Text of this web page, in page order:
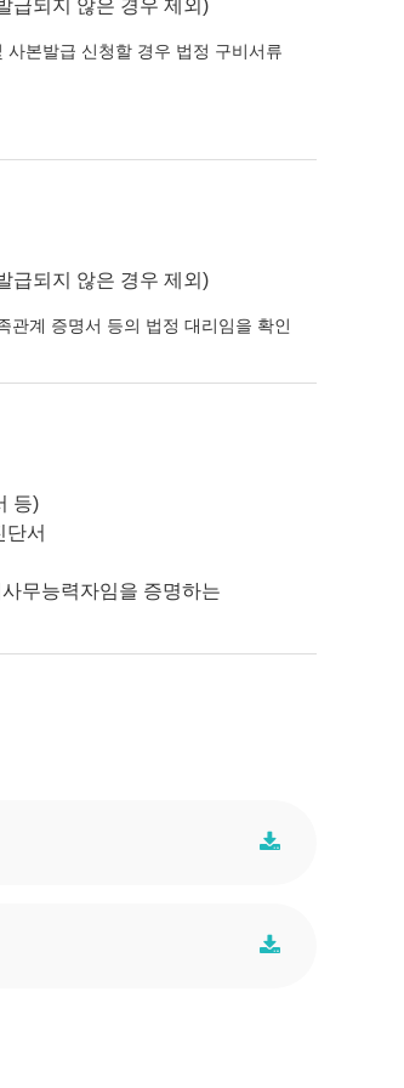
급되지 않은 경우 제외)
본발급 신청할 경우 법정 구비서류
급되지 않은 경우 제외)
계 증명서 등의 법정 대리임을 확인
등)
단서
무능력자임을 증명하는